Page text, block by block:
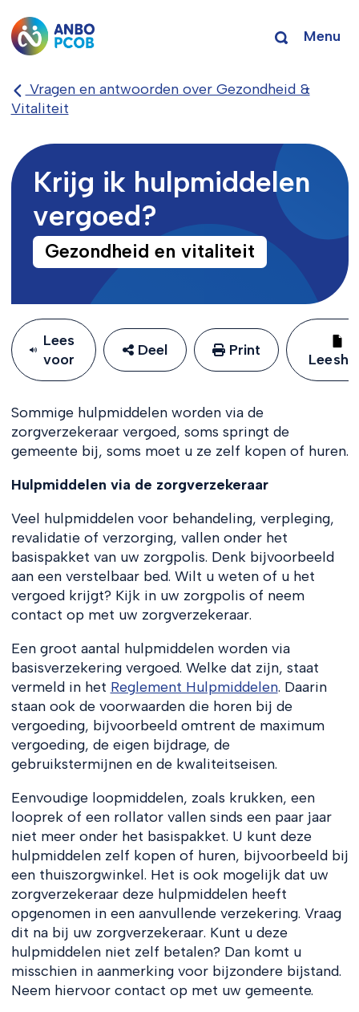
Menu
Vragen en antwoorden over Gezondheid &
Vitaliteit
Krijg ik hulpmiddelen
vergoed?
Gezondheid en vitaliteit
Lees
voor
Deel Print
Sommige hulpmiddelen worden via de
zorgverzekeraar vergoed, soms springt de
gemeente bij, soms moet u ze zelf kopen of huren.
Hulpmiddelen via de zorgverzekeraar
Veel hulpmiddelen voor behandeling, verpleging,
revalidatie of verzorging, vallen onder het
basispakket van uw zorgpolis. Denk bijvoorbeeld
aan een verstelbaar bed. Wilt u weten of u het
vergoed krijgt? Kijk in uw zorgpolis of neem
contact op met uw zorgverzekeraar.
Een groot aantal hulpmiddelen worden via
basisverzekering vergoed. Welke dat zijn, staat
vermeld in het Reglement Hulpmiddelen. Daarin
staan ook de voorwaarden die horen bij de
vergoeding, bijvoorbeeld omtrent de maximum
vergoeding, de eigen bijdrage, de
gebruikstermijnen en de kwaliteitseisen.
Eenvoudige loopmiddelen, zoals krukken, een
looprek of een rollator vallen sinds een paar jaar
niet meer onder het basispakket. U kunt deze
hulpmiddelen zelf kopen of huren, bijvoorbeeld bij
een thuiszorgwinkel. Het is ook mogelijk dat uw
zorgverzekeraar deze hulpmiddelen heeft
opgenomen in een aanvullende verzekering. Vraag
dit na bij uw zorgverzekeraar. Kunt u deze
hulpmiddelen niet zelf betalen? Dan komt u
misschien in aanmerking voor bijzondere bijstand.
Neem hiervoor contact op met uw gemeente.